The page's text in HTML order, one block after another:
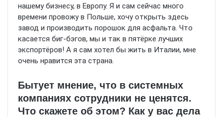
нашему бизнесу, в Европу. Я и сам сейчас много
времени провожу в Польше, хочу открыть здесь
завод и производить порошок для асфальта. Что
касается биг-бэгов, мы и так в пятёрке лучших
экспортёров! А я сам хотел бы жить в Италии, мне
очень нравится эта страна.
Бытует мнение, что в системных
компаниях сотрудники не ценятся.
Что скажете об этом? Как у вас дела